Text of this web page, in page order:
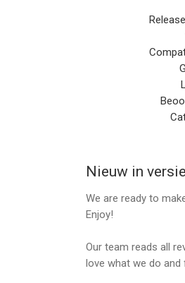
that publication,
Canceling trial
You can turn off
Check https://
When your current
period cannot be
your chosen
Privacy Policy: http://
Terms of Use: http://
--
Sword Maker van
Nieuw in
We are ready to
Enjoy!
Our team reads all
love what we do